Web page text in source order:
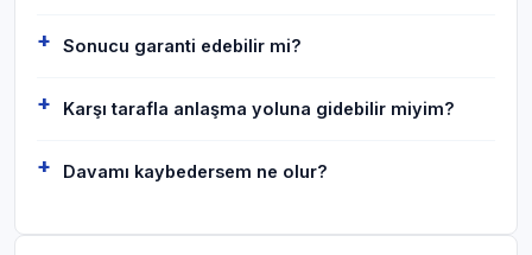
Sonucu garanti edebilir mi?
Karşı tarafla anlaşma yoluna gidebilir miyim?
Davamı kaybedersem ne olur?